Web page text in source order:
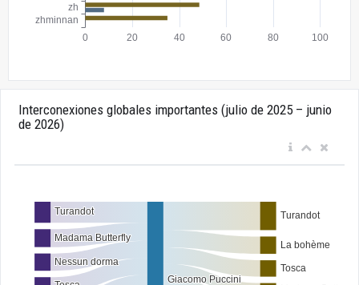
Interconexiones globales importantes (julio de 2025 – junio
de 2026)